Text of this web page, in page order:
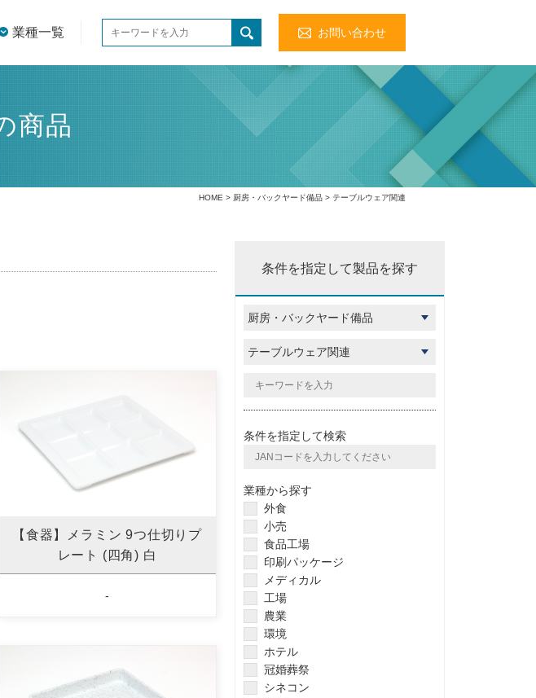
業種一覧 お問い合わせ
商品
HOME > 厨房・バックヤード備品 > テーブルウェア関連
【食器】メラミン 9つ仕切りプ
レート (四角) 白
-
条件を指定して製品を探す
条件を指定して検索
業種から探す
外食
小売
食品工場
印刷パッケージ
メディカル
工場
農業
環境
ホテル
冠婚葬祭
シネコン